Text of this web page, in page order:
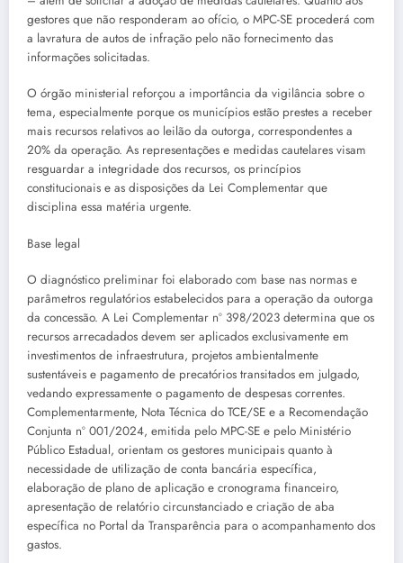
gestores que não responderam ao ofício, o MPC-SE procederá com
a lavratura de autos de infração pelo não fornecimento das
informações solicitadas.
O órgão ministerial reforçou a importância da vigilância sobre o
tema, especialmente porque os municípios estão prestes a receber
mais recursos relativos ao leilão da outorga, correspondentes a
20% da operação. As representações e medidas cautelares visam
resguardar a integridade dos recursos, os princípios
constitucionais e as disposições da Lei Complementar que
disciplina essa matéria urgente.
Base legal
O diagnóstico preliminar foi elaborado com base nas normas e
parâmetros regulatórios estabelecidos para a operação da outorga
da concessão. A Lei Complementar nº 398/2023 determina que os
recursos arrecadados devem ser aplicados exclusivamente em
investimentos de infraestrutura, projetos ambientalmente
sustentáveis e pagamento de precatórios transitados em julgado,
vedando expressamente o pagamento de despesas correntes.
Complementarmente, Nota Técnica do TCE/SE e a Recomendação
Conjunta nº 001/2024, emitida pelo MPC-SE e pelo Ministério
Público Estadual, orientam os gestores municipais quanto à
necessidade de utilização de conta bancária específica,
elaboração de plano de aplicação e cronograma financeiro,
apresentação de relatório circunstanciado e criação de aba
específica no Portal da Transparência para o acompanhamento dos
gastos.